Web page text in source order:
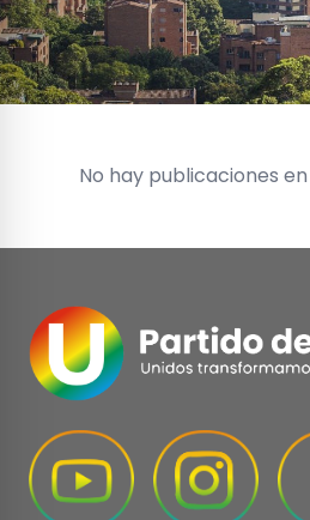
No hay publicaciones